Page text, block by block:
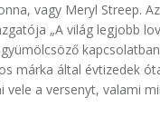
vagy Meryl Streep.
„A világ legjobb
márka által évtizedek
vele a versenyt, valami